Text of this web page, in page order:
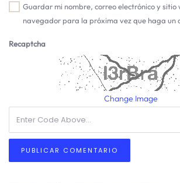
Guardar mi nombre, correo electrónico y sitio
navegador para la próxima vez que haga un
Recaptcha
Change Image